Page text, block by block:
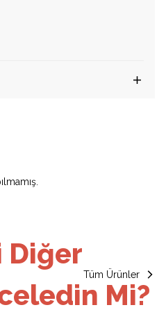
Diğer
Mi?
Tüm Ürünler